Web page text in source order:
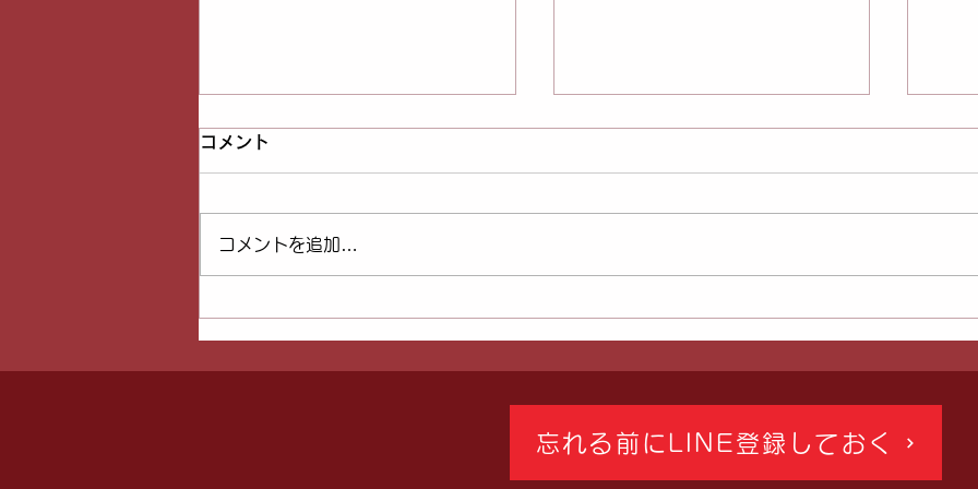
「どれくらいの頻度で通えば
PMSがつらい。黄土漢方よも
える生理周期別の蒸し方【埼
ズ
コメント
コメントを追加…
忘れる前にLINE登録しておく